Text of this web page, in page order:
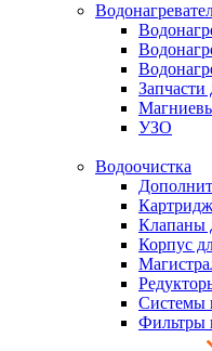
Запчасти
УЗО
Водоочистка
Клапаны
Корпус
Системы
Фильтры